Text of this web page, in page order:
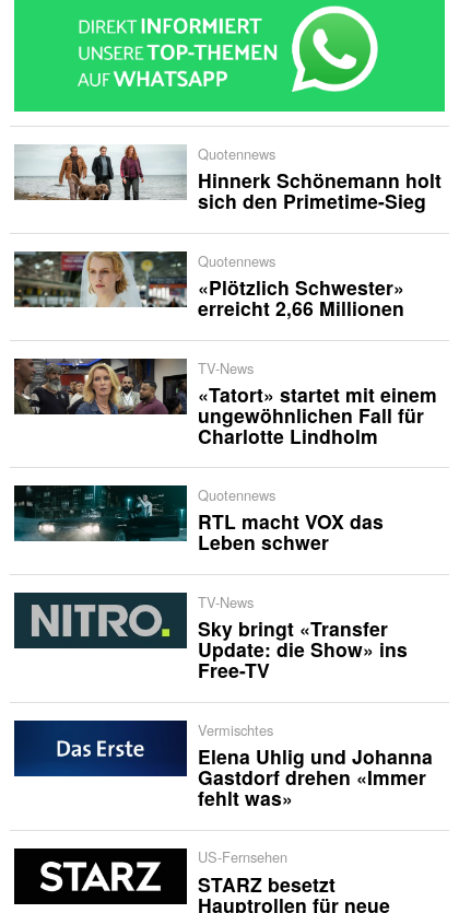
Quotennews
Hinnerk Schönemann holt
sich den Primetime-Sieg
Quotennews
«Plötzlich Schwester»
erreicht 2,66 Millionen
TV-News
«Tatort» startet mit einem
ungewöhnlichen Fall für
Charlotte Lindholm
Quotennews
RTL macht VOX das
Leben schwer
TV-News
Sky bringt «Transfer
Update: die Show» ins
Free-TV
Vermischtes
Elena Uhlig und Johanna
Gastdorf drehen «Immer
fehlt was»
US-Fernsehen
STARZ besetzt
Hauptrollen für neue